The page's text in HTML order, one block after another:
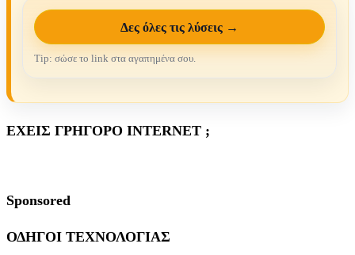
Δες όλες τις λύσεις →
Tip: σώσε το link στα αγαπημένα σου.
ΕΧΕΙΣ ΓΡΗΓΟΡΟ INTERNET ;
Sponsored
ΟΔΗΓΟΙ ΤΕΧΝΟΛΟΓΙΑΣ